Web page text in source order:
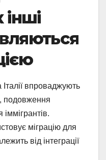
інші
Італії впроваджують
подовження
міграцію для
від інтеграції